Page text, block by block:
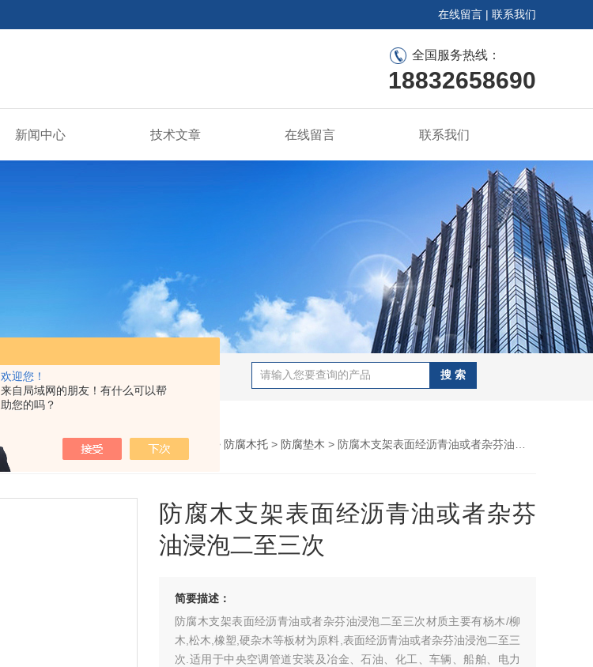
欢迎您！
来自局域网的朋友！有什么可以帮
助您的吗？
在线留言 | 联系我们
全国服务热线：
18832658690
新闻中心 技术文章 在线留言 联系我们
您的位置： 网站首页>产品展示 > 防腐木托 > 防腐垫木 > 防腐木支架表面经沥青油或者杂芬油浸泡二至三次
防腐木支架表面经沥青油或者杂芬
油浸泡二至三次
简要描述：
防腐木支架表面经沥青油或者杂芬油浸泡二至三次材质主要有杨木/柳
木,松木,橡塑,硬杂木等板材为原料,表面经沥青油或者杂芬油浸泡二至三
次.适用于中央空调管道安装及冶金、石油、化工、车辆、船舶、电力